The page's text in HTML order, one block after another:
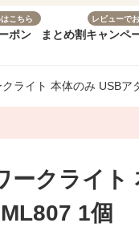
こちら
ポン まとめ割
レビューで
キャンペ
ライト 本体のみ USBア
ークライト
1個